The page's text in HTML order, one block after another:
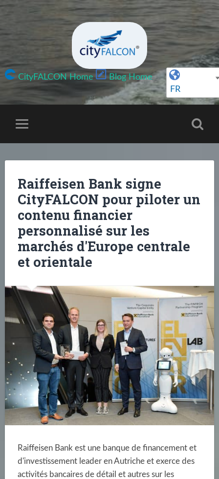
CityFALCON Home
Blog Home
FR
Raiffeisen Bank signe
CityFALCON pour piloter un
contenu financier
personnalisé sur les
marchés d'Europe centrale
et orientale
Raiffeisen Bank est une banque de financement et
d'investissement leader en Autriche et exerce des
activités bancaires de détail et autres sur les